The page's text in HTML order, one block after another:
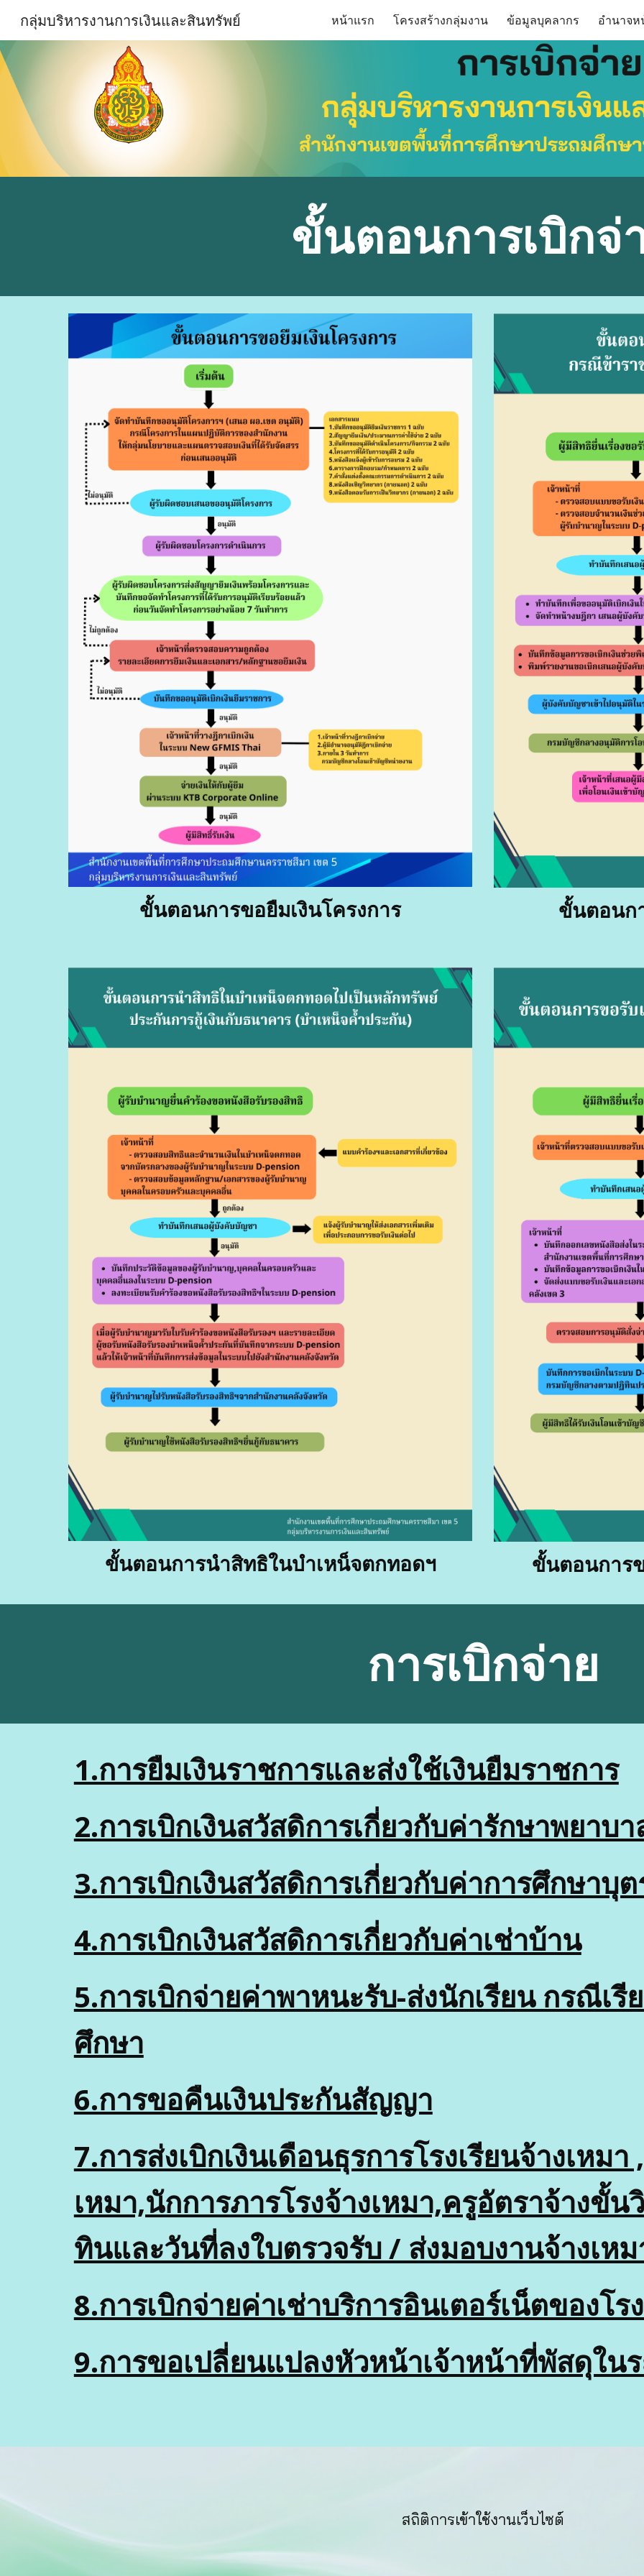
Skip to main content Skip to
กลุ่มบริหารงานการเงินและสินทรัพย์ หน้าแรก โครงสร้างกลุ่มงาน ข้อมูลบุคลากร อำนาจ
ขั้นตอนการเบิกจ่
ขั้นตอนการขอยืมเงินโครงการ ขั้นตอนก
ขั้นตอนการนำสิทธิในบำเหน็จตกทอดฯ ขั้นตอนการ
การเบิกจ่าย
1.การยืมเงินราชการและส่งใช้เงินยืมราชการ
2.การเบิกเงินสวัสดิการเกี่ยวกับค่ารักษาพยาบา
3.การเบิกเงินสวัสดิการเกี่ยวกับค่าการศึกษาบุต
4.การเบิกเงินสวัสดิการเกี่ยวกับค่าเช่าบ้าน
5.การเบิกจ่ายค่าพาหนะรับ-ส่งนักเรียน กรณีเ
ศึกษา
6.การขอคืนเงินประกันสัญญา
7.การส่งเบิกเงินเดือนธุรการโรงเรียนจ้างเหมา
เหมา,นักการภารโรงจ้างเหมา,ครูอัตราจ้างขั้
ทินและวันที่ลงใบตรวจรับ / ส่งมอบงานจ้างเห
8.การเบิกจ่ายค่าเช่าบริการอินเตอร์เน็ตของโร
9.การขอเปลี่ยนแปลงหัวหน้าเจ้าหน้าที่พัสดุใน
สถิติการเข้าใช้งานเว็บไซต์